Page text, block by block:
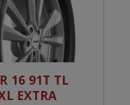
16 91T TL
EXTRA